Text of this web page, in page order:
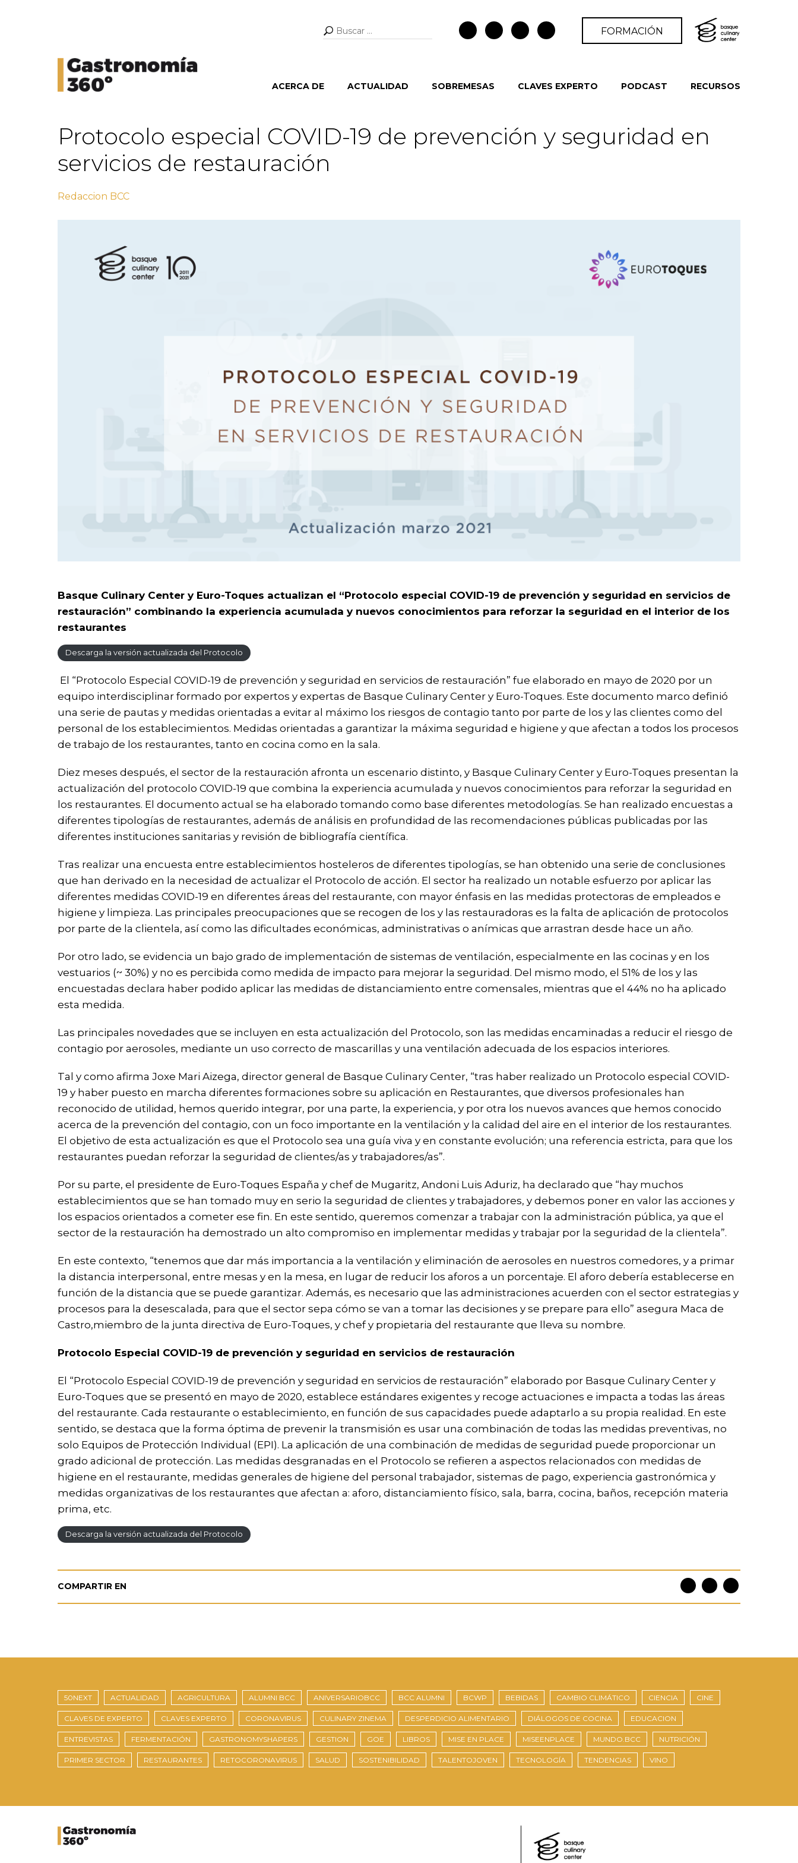
Buscar: FORMACIÓN
ACERCA DE ACTUALIDAD SOBREMESAS CLAVES EXPERTO PODCAST RECURSOS
Protocolo especial COVID-19 de prevención y seguridad en
servicios de restauración
Redaccion BCC
Basque Culinary Center y Euro-Toques actualizan el “Protocolo especial COVID-19 de prevención y seguridad en servicios de
restauración” combinando la experiencia acumulada y nuevos conocimientos para reforzar la seguridad en el interior de los
restaurantes
Descarga la versión actualizada del Protocolo
El “Protocolo Especial COVID-19 de prevención y seguridad en servicios de restauración” fue elaborado en mayo de 2020 por un
equipo interdisciplinar formado por expertos y expertas de Basque Culinary Center y Euro-Toques. Este documento marco definió
una serie de pautas y medidas orientadas a evitar al máximo los riesgos de contagio tanto por parte de los y las clientes como del
personal de los establecimientos. Medidas orientadas a garantizar la máxima seguridad e higiene y que afectan a todos los procesos
de trabajo de los restaurantes, tanto en cocina como en la sala.
Diez meses después, el sector de la restauración afronta un escenario distinto, y Basque Culinary Center y Euro-Toques presentan la
actualización del protocolo COVID-19 que combina la experiencia acumulada y nuevos conocimientos para reforzar la seguridad en
los restaurantes. El documento actual se ha elaborado tomando como base diferentes metodologías. Se han realizado encuestas a
diferentes tipologías de restaurantes, además de análisis en profundidad de las recomendaciones públicas publicadas por las
diferentes instituciones sanitarias y revisión de bibliografía científica.
Tras realizar una encuesta entre establecimientos hosteleros de diferentes tipologías, se han obtenido una serie de conclusiones
que han derivado en la necesidad de actualizar el Protocolo de acción. El sector ha realizado un notable esfuerzo por aplicar las
diferentes medidas COVID-19 en diferentes áreas del restaurante, con mayor énfasis en las medidas protectoras de empleados e
higiene y limpieza. Las principales preocupaciones que se recogen de los y las restauradoras es la falta de aplicación de protocolos
por parte de la clientela, así como las dificultades económicas, administrativas o anímicas que arrastran desde hace un año.
Por otro lado, se evidencia un bajo grado de implementación de sistemas de ventilación, especialmente en las cocinas y en los
vestuarios (~ 30%) y no es percibida como medida de impacto para mejorar la seguridad. Del mismo modo, el 51% de los y las
encuestadas declara haber podido aplicar las medidas de distanciamiento entre comensales, mientras que el 44% no ha aplicado
esta medida.
Las principales novedades que se incluyen en esta actualización del Protocolo, son las medidas encaminadas a reducir el riesgo de
contagio por aerosoles, mediante un uso correcto de mascarillas y una ventilación adecuada de los espacios interiores.
Tal y como afirma Joxe Mari Aizega, director general de Basque Culinary Center, “tras haber realizado un Protocolo especial COVID-
19 y haber puesto en marcha diferentes formaciones sobre su aplicación en Restaurantes, que diversos profesionales han
reconocido de utilidad, hemos querido integrar, por una parte, la experiencia, y por otra los nuevos avances que hemos conocido
acerca de la prevención del contagio, con un foco importante en la ventilación y la calidad del aire en el interior de los restaurantes.
El objetivo de esta actualización es que el Protocolo sea una guía viva y en constante evolución; una referencia estricta, para que los
restaurantes puedan reforzar la seguridad de clientes/as y trabajadores/as”.
Por su parte, el presidente de Euro-Toques España y chef de Mugaritz, Andoni Luis Aduriz, ha declarado que “hay muchos
establecimientos que se han tomado muy en serio la seguridad de clientes y trabajadores, y debemos poner en valor las acciones y
los espacios orientados a cometer ese fin. En este sentido, queremos comenzar a trabajar con la administración pública, ya que el
sector de la restauración ha demostrado un alto compromiso en implementar medidas y trabajar por la seguridad de la clientela”.
En este contexto, “tenemos que dar más importancia a la ventilación y eliminación de aerosoles en nuestros comedores, y a primar
la distancia interpersonal, entre mesas y en la mesa, en lugar de reducir los aforos a un porcentaje. El aforo debería establecerse en
función de la distancia que se puede garantizar. Además, es necesario que las administraciones acuerden con el sector estrategias y
procesos para la desescalada, para que el sector sepa cómo se van a tomar las decisiones y se prepare para ello” asegura Maca de
Castro,miembro de la junta directiva de Euro-Toques, y chef y propietaria del restaurante que lleva su nombre.
Protocolo Especial COVID-19 de prevención y seguridad en servicios de restauración
El “Protocolo Especial COVID-19 de prevención y seguridad en servicios de restauración” elaborado por Basque Culinary Center y
Euro-Toques que se presentó en mayo de 2020, establece estándares exigentes y recoge actuaciones e impacta a todas las áreas
del restaurante. Cada restaurante o establecimiento, en función de sus capacidades puede adaptarlo a su propia realidad. En este
sentido, se destaca que la forma óptima de prevenir la transmisión es usar una combinación de todas las medidas preventivas, no
solo Equipos de Protección Individual (EPI). La aplicación de una combinación de medidas de seguridad puede proporcionar un
grado adicional de protección. Las medidas desgranadas en el Protocolo se refieren a aspectos relacionados con medidas de
higiene en el restaurante, medidas generales de higiene del personal trabajador, sistemas de pago, experiencia gastronómica y
medidas organizativas de los restaurantes que afectan a: aforo, distanciamiento físico, sala, barra, cocina, baños, recepción materia
prima, etc.
Descarga la versión actualizada del Protocolo
COMPARTIR EN
50NEXT ACTUALIDAD AGRICULTURA ALUMNI BCC ANIVERSARIOBCC BCC ALUMNI BCWP BEBIDAS CAMBIO CLIMÁTICO CIENCIA CINE
CLAVES DE EXPERTO CLAVES EXPERTO CORONAVIRUS CULINARY ZINEMA DESPERDICIO ALIMENTARIO DIÁLOGOS DE COCINA EDUCACION
ENTREVISTAS FERMENTACIÓN GASTRONOMYSHAPERS GESTION GOE LIBROS MISE EN PLACE MISEENPLACE MUNDO.BCC NUTRICIÓN
PRIMER SECTOR RESTAURANTES RETOCORONAVIRUS SALUD SOSTENIBILIDAD TALENTOJOVEN TECNOLOGÍA TENDENCIAS VINO